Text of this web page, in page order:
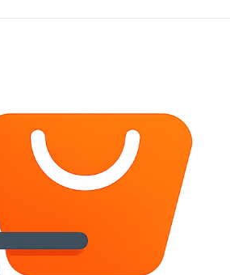
DAN MAHAL
PEMBELIAN MELEBIHI BATAS
KAMI MOHON DIBATALKAN DAN
KERJASAMANYA TERIMA
Kualitas Bagus (Khusus pengiriman
wrap kami murah dan